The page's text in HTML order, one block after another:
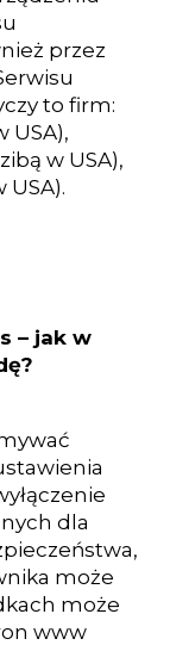
przez
to firm:
USA),
w USA),
– jak w
dla
może
może
www